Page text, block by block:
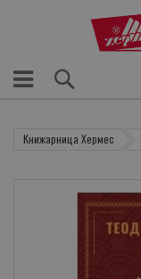
Книжарница Хермес